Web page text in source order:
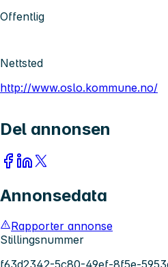
Offentlig
Nettsted
http://www.oslo.kommune.no/
Del annonsen
Annonsedata
Rapporter annonse
Stillingsnummer
f63d2342-5c80-49ef-8f5e-